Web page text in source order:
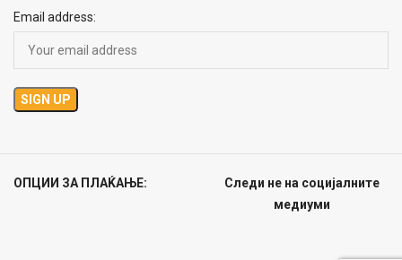
Email address:
ОПЦИИ ЗА ПЛАЌАЊЕ:
Следи не на социјалните
медиуми